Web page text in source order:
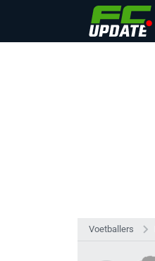
Voetballers